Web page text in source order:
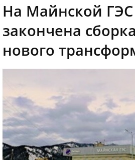
На Майнской ГЭС
закончена
нового